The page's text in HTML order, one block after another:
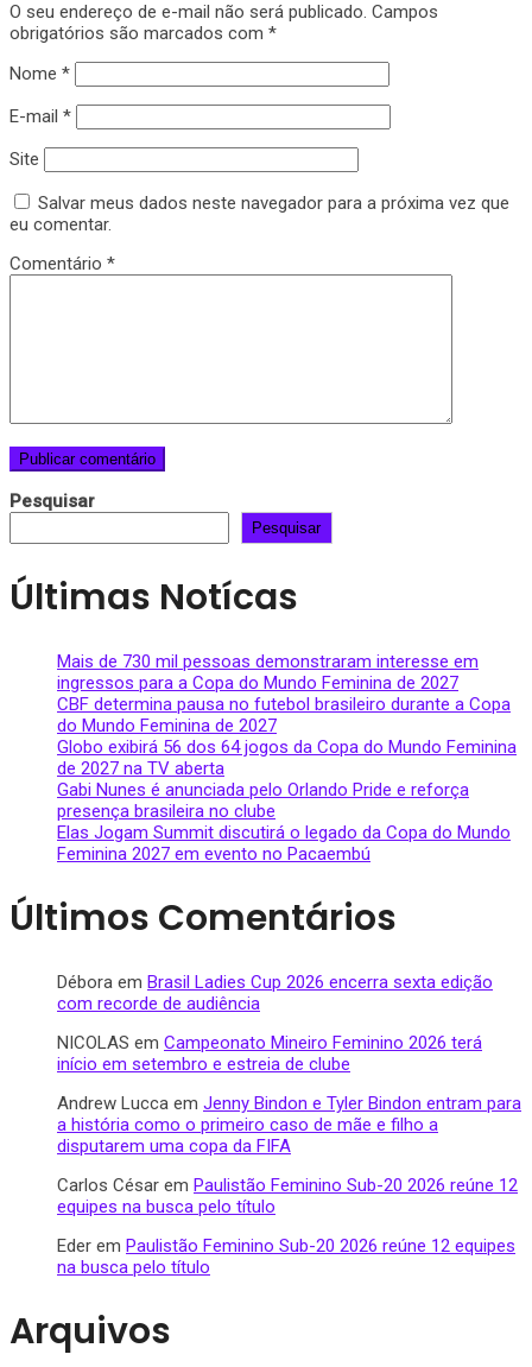
O seu endereço de e-mail não será publicado. Campos
obrigatórios são marcados com *
Nome *
E-mail *
Site
Salvar meus dados neste navegador para a próxima vez que
eu comentar.
Comentário *
Pesquisar
Pesquisar
Últimas Notícas
Mais de 730 mil pessoas demonstraram interesse em
ingressos para a Copa do Mundo Feminina de 2027
CBF determina pausa no futebol brasileiro durante a Copa
do Mundo Feminina de 2027
Globo exibirá 56 dos 64 jogos da Copa do Mundo Feminina
de 2027 na TV aberta
Gabi Nunes é anunciada pelo Orlando Pride e reforça
presença brasileira no clube
Elas Jogam Summit discutirá o legado da Copa do Mundo
Feminina 2027 em evento no Pacaembú
Últimos Comentários
Débora em Brasil Ladies Cup 2026 encerra sexta edição
com recorde de audiência
NICOLAS em Campeonato Mineiro Feminino 2026 terá
início em setembro e estreia de clube
Andrew Lucca em Jenny Bindon e Tyler Bindon entram para
a história como o primeiro caso de mãe e filho a
disputarem uma copa da FIFA
Carlos César em Paulistão Feminino Sub-20 2026 reúne 12
equipes na busca pelo título
Eder em Paulistão Feminino Sub-20 2026 reúne 12 equipes
na busca pelo título
Arquivos